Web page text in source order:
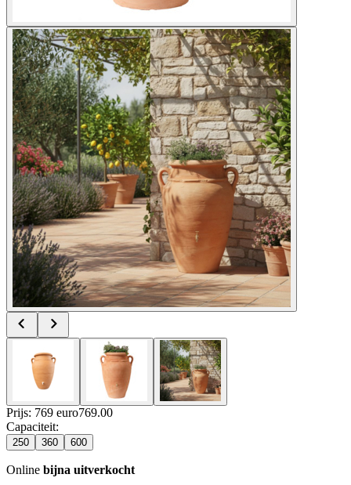
Prijs: 769 euro769.00
Capaciteit:
250 360 600
Online bijna uitverkocht